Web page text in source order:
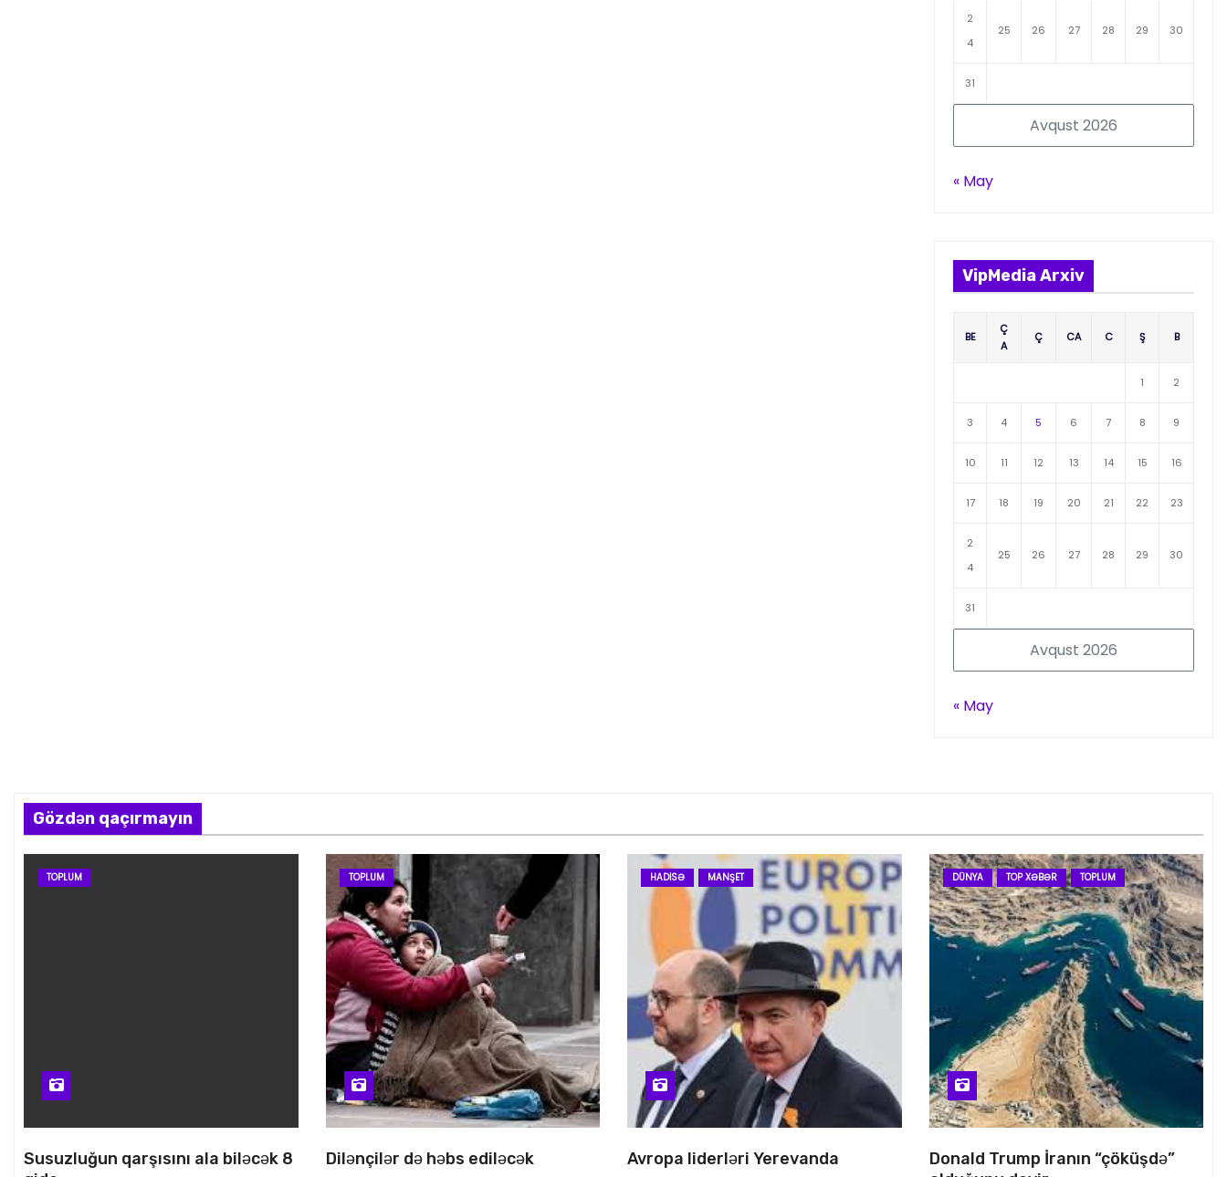
Avqust 2026
2
4
25 26 27 28 29 30
31
« May
VipMedia Arxiv
Avqust 2026
BE
Ç
A
Ç CA C Ş B
1 2
3 4 5 6 7 8 9
10 11 12 13 14 15 16
17 18 19 20 21 22 23
2
4
25 26 27 28 29 30
31
« May
Gözdən qaçırmayın
TOPLUM
Susuzluğun qarşısını ala biləcək 8
TOPLUM
Dilənçilər də həbs ediləcək
HADISƏ MANŞET
Avropa liderləri Yerevanda
DÜNYA TOP XƏBƏR TOPLUM
Donald Trump İranın “çöküşdə”